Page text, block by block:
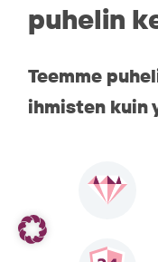
puhelin
Teemme
ihmisten kuin